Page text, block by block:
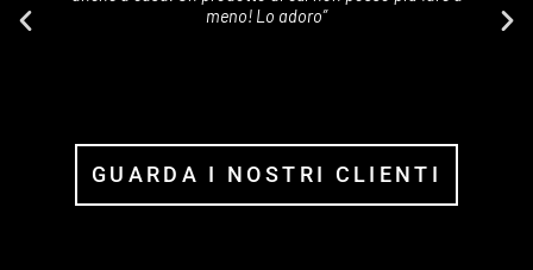
meno! Lo adoro”
GUARDA I NOSTRI CLIENTI